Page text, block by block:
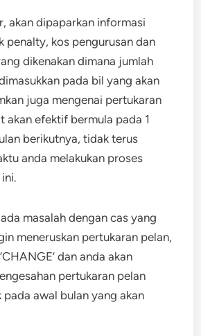
akan dipaparkan informasi
penalty, kos pengurusan dan
dikenakan dimana jumlah
pada bil yang akan
juga mengenai pertukaran
akan efektif bermula pada 1
berikutnya, tidak terus
anda melakukan proses
masalah dengan cas yang
meneruskan pertukaran pelan,
dan anda akan
pertukaran pelan
awal bulan yang akan